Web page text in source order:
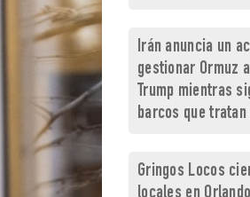
Irán anuncia un
gestionar Ormuz
Trump mientras
barcos que
Gringos Locos